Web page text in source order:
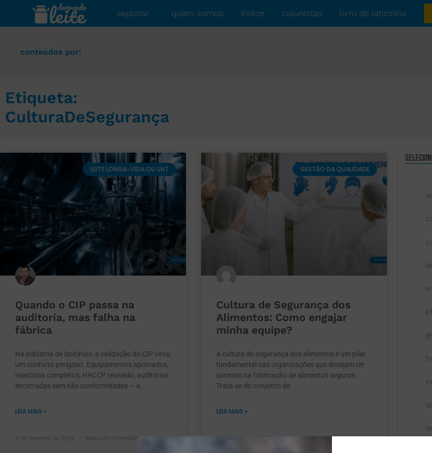
explorar quem somos índice colunistas livro de laticínios
conteúdos por:
Etiqueta:
CulturaDeSegurança
LEITE LONGA-VIDA OU UHT
Quando o CIP passa na
auditoria, mas falha na
fábrica
Na indústria de laticínios, a validação do CIP virou
um conforto perigoso. Equipamentos aprovados,
relatórios completos, HACCP revisado, auditorias
encerradas sem não conformidades — e,
LEIA MAIS »
5 de fevereiro de 2026 Nenhum comentário
GESTÃO DA QUALIDADE
Cultura de Segurança dos
Alimentos: Como engajar
minha equipe?
A cultura de segurança dos alimentos é um pilar
fundamental nas organizações que desejam ter
sucesso na fabricação de alimentos seguros.
Trata-se do conjunto de
LEIA MAIS »
27 de junho de 2025 Nenhum comentário